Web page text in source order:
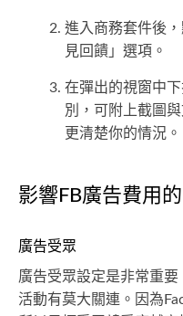
進入商務套件後
見回饋」選項。
在彈出的視窗中
別，可附上截圖
更清楚你的情況。
影響FB廣告費用
廣告受眾
廣告受眾設定是非常重
活動有莫大關連。因為